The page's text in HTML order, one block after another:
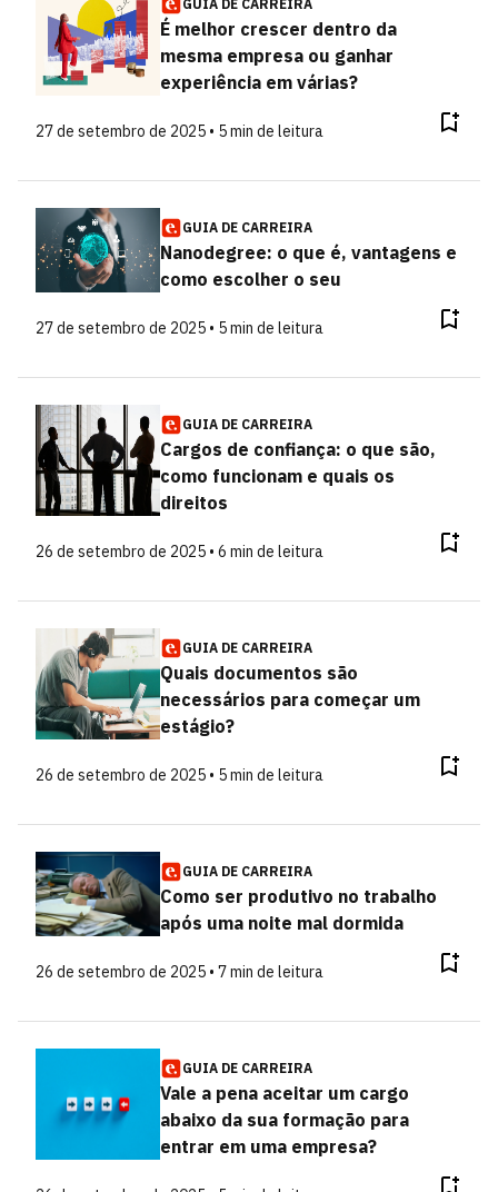
GUIA DE CARREIRA
É melhor crescer dentro da
mesma empresa ou ganhar
experiência em várias?
27 de setembro de 2025 • 5 min de leitura
GUIA DE CARREIRA
Nanodegree: o que é, vantagens e
como escolher o seu
27 de setembro de 2025 • 5 min de leitura
GUIA DE CARREIRA
Cargos de confiança: o que são,
como funcionam e quais os
direitos
26 de setembro de 2025 • 6 min de leitura
GUIA DE CARREIRA
Quais documentos são
necessários para começar um
estágio?
26 de setembro de 2025 • 5 min de leitura
GUIA DE CARREIRA
Como ser produtivo no trabalho
após uma noite mal dormida
26 de setembro de 2025 • 7 min de leitura
GUIA DE CARREIRA
Vale a pena aceitar um cargo
abaixo da sua formação para
entrar em uma empresa?